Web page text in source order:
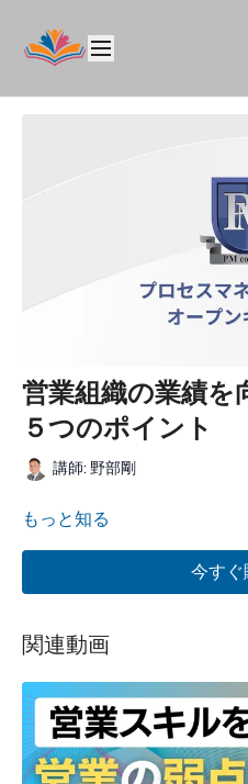
営業組織の業績を
５つのポイント
講師: 野部剛
もっと知る
今すぐ
関連動画